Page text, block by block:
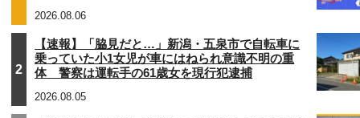
2026.08.06
2
【速報】「脇見だと…」新潟・五泉市で自転車に
乗っていた小1女児が車にはねられ意識不明の重
体 警察は運転手の61歳女を現行犯逮捕
2026.08.05